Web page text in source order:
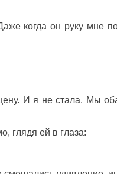
когда он руку мне
И я не стала. Мы оба
глядя ей в глаза: